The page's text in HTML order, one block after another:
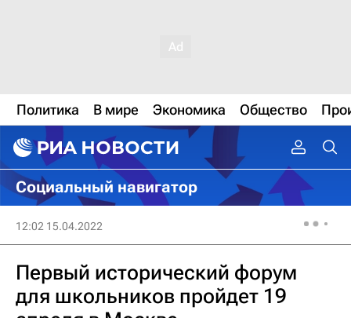
Политика В мире Экономика Общество
Социальный навигатор
12:02 15.04.2022
Первый исторический форум
для школьников пройдет 19